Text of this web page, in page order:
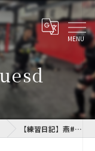
【練習日記】燕#4091